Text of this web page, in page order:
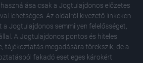
csak a Jogtulajdonos előzetes
lehetséges. Az oldalról kivezető linkeken
a Jogtulajdonos semmilyen felelősséget,
A Jogtulajdonos pontos és hiteles
tájékoztatás megadására törekszik, de a
fakadó esetleges károkért